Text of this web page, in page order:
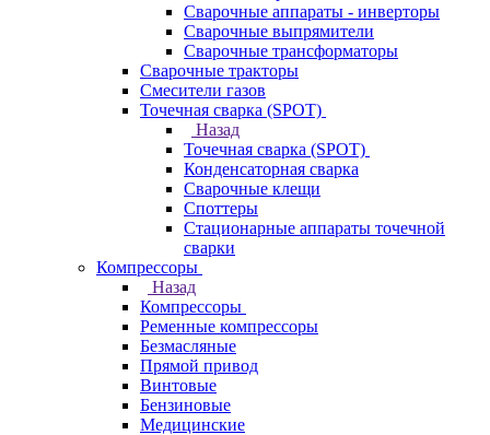
Сварочные аппараты - инверторы
Сварочные выпрямители
Сварочные трансформаторы
Сварочные тракторы
Смесители газов
Точечная сварка (SPOT)
Назад
Точечная сварка (SPOT)
Конденсаторная сварка
Сварочные клещи
Споттеры
Стационарные аппараты точечной
сварки
Компрессоры
Назад
Компрессоры
Ременные компрессоры
Безмасляные
Прямой привод
Винтовые
Бензиновые
Медицинские